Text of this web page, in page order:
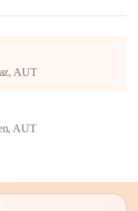
AUT
AUT